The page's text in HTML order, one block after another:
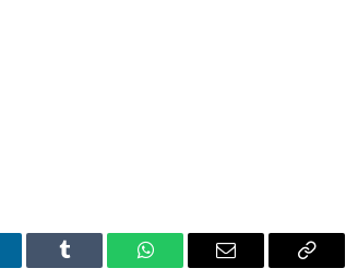
Tumblr WhatsAppEmail
Copy